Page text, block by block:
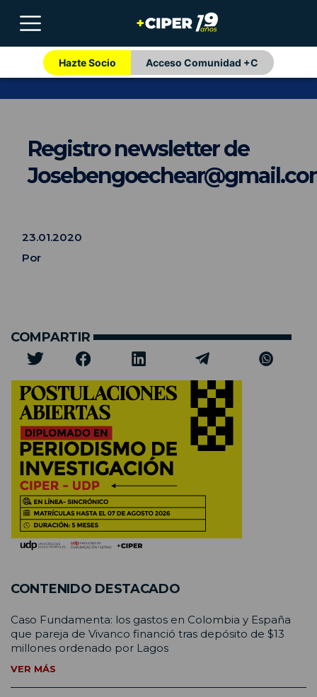
Hazte Socio Acceso Comunidad +C
Registro newsletter de
23.01.2020
Por
COMPARTIR
CONTENIDO DESTACADO
Caso Fundamenta: los gastos en Colombia y España
que pareja de Vivanco financió tras depósito de $13
millones ordenado por Lagos
VER MÁS